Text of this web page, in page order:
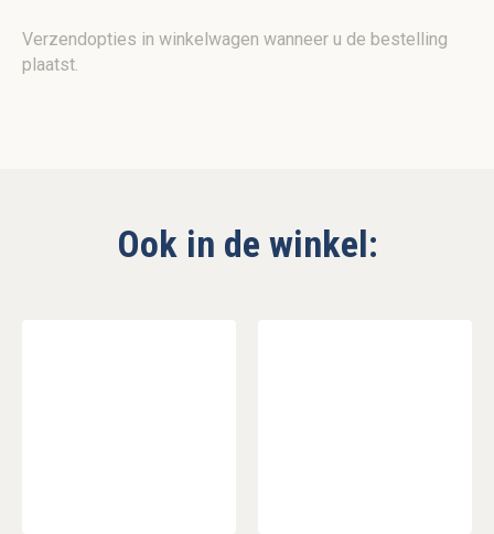
Verzendopties in winkelwagen wanneer u de bestelling
plaatst.
Ook in de winkel: